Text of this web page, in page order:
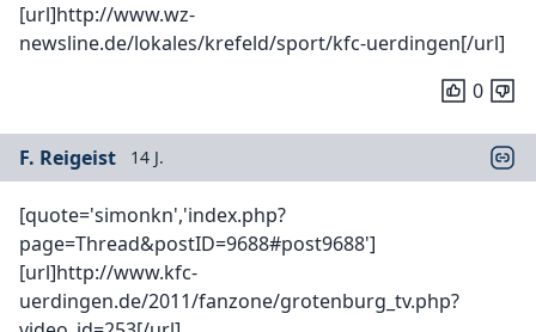
[url]http://www.wz-
newsline.de/lokales/krefeld/sport/kfc-uerdingen[/url]
0
F. Reigeist 14 J.
[quote='simonkn','index.php?
page=Thread&postID=9688#post9688']
[url]http://www.kfc-
uerdingen.de/2011/fanzone/grotenburg_tv.php?